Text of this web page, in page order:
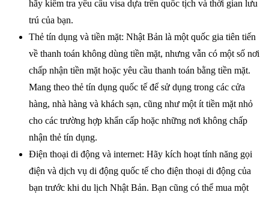
hãy kiểm tra yêu cầu visa dựa trên quốc tịch và thời gian lưu
trú của bạn.
Thẻ tín dụng và tiền mặt: Nhật Bản là một quốc gia tiên tiến
về thanh toán không dùng tiền mặt, nhưng vẫn có một số nơi
chấp nhận tiền mặt hoặc yêu cầu thanh toán bằng tiền mặt.
Mang theo thẻ tín dụng quốc tế để sử dụng trong các cửa
hàng, nhà hàng và khách sạn, cũng như một ít tiền mặt nhỏ
cho các trường hợp khẩn cấp hoặc những nơi không chấp
nhận thẻ tín dụng.
Điện thoại di động và internet: Hãy kích hoạt tính năng gọi
điện và dịch vụ di động quốc tế cho điện thoại di động của
bạn trước khi du lịch Nhật Bản. Bạn cũng có thể mua một